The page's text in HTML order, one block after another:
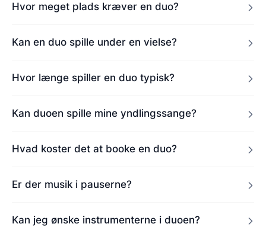
Hvor meget plads kræver en duo?
Kan en duo spille under en vielse?
Hvor længe spiller en duo typisk?
Kan duoen spille mine yndlingssange?
Hvad koster det at booke en duo?
Er der musik i pauserne?
Kan jeg ønske instrumenterne i duoen?